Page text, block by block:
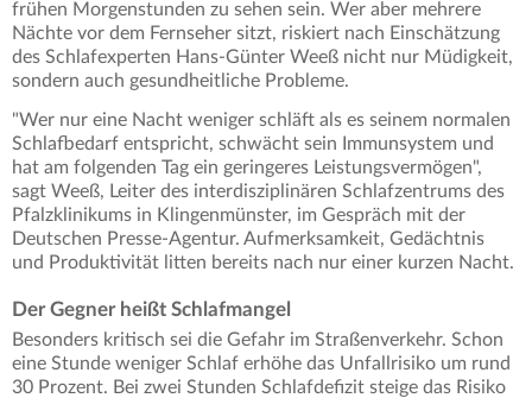
frühen Morgenstunden zu sehen sein. Wer aber mehrere
Nächte vor dem Fernseher sitzt, riskiert nach Einschätzung
des Schlafexperten Hans-Günter Weeß nicht nur Müdigkeit,
sondern auch gesundheitliche Probleme.
"Wer nur eine Nacht weniger schläft als es seinem normalen
Schlafbedarf entspricht, schwächt sein Immunsystem und
hat am folgenden Tag ein geringeres Leistungsvermögen",
sagt Weeß, Leiter des interdisziplinären Schlafzentrums des
Pfalzklinikums in Klingenmünster, im Gespräch mit der
Deutschen Presse-Agentur. Aufmerksamkeit, Gedächtnis
und Produktivität litten bereits nach nur einer kurzen Nacht.
Der Gegner heißt Schlafmangel
Besonders kritisch sei die Gefahr im Straßenverkehr. Schon
eine Stunde weniger Schlaf erhöhe das Unfallrisiko um rund
30 Prozent. Bei zwei Stunden Schlafdefizit steige das Risiko